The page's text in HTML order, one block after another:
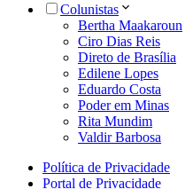
Colunistas
Bertha Maakaroun
Ciro Dias Reis
Direto de Brasília
Edilene Lopes
Eduardo Costa
Poder em Minas
Rita Mundim
Valdir Barbosa
Política de Privacidade
Portal de Privacidade